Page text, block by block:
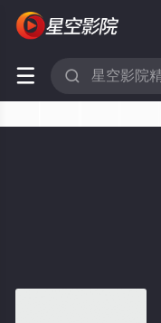
 